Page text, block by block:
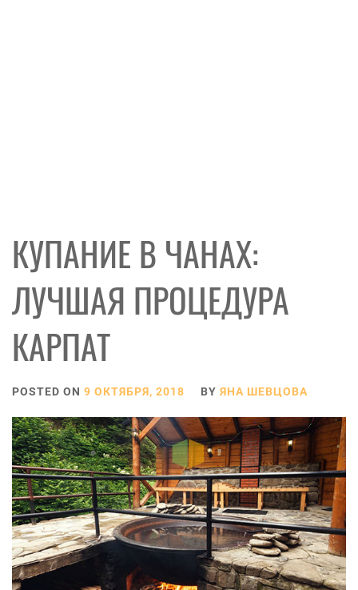
КУПАНИЕ В ЧАНАХ:
ЛУЧШАЯ ПРОЦЕДУРА
КАРПАТ
POSTED ON 9 ОКТЯБРЯ, 2018 BY ЯНА ШЕВЦОВА